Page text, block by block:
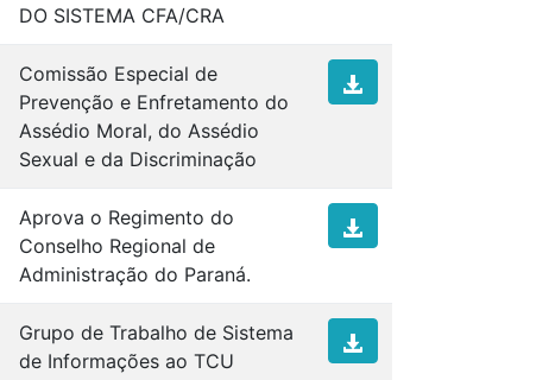
DO SISTEMA CFA/CRA
Comissão Especial de
Prevenção e Enfretamento do
Assédio Moral, do Assédio
Sexual e da Discriminação
Aprova o Regimento do
Conselho Regional de
Administração do Paraná.
Grupo de Trabalho de Sistema
de Informações ao TCU